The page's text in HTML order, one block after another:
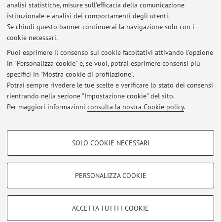
analisi statistiche, misure sull'efficacia della comunicazione
istituzionale e analisi dei comportamenti degli utenti.
Se chiudi questo banner continuerai la navigazione solo con i
cookie necessari.
Puoi esprimere il consenso sui cookie facoltativi attivando l'opzione
in "Personalizza cookie" e, se vuoi, potrai esprimere consensi più
specifici in "Mostra cookie di profilazione".
Potrai sempre rivedere le tue scelte e verificare lo stato dei consensi
rientrando nella sezione "Impostazione cookie" del sito.
Per maggiori informazioni consulta la nostra Cookie policy.
COOKIE DI PROFILAZIONE - FACOLTATIVI
COOKIE TECNICI - NECESSARI
SOLO COOKIE NECESSARI
PERSONALIZZA COOKIE
ACCETTA TUTTI I COOKIE
Pubblicazioni antecedenti il 2004
Ultimi avvisi
Al momento non sono presenti avvisi.
Area riservata
Accedi tramiteloginper gestire tutti i contenuti del sito.
Zamboni, 33 - 40126 Bologna - Partita IVA: 01131710376
Privacy|Note legali|Impostazioni Cookie